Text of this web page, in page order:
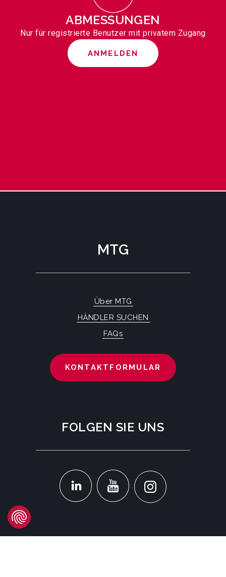
ABMESSUNGEN
Nur für registrierte Benutzer mit privatem Zugang
ANMELDEN
MTG
Über MTG
HÄNDLER SUCHEN
FAQs
KONTAKTFORMULAR
FOLGEN SIE UNS